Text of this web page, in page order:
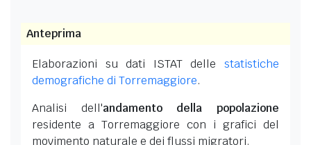
Anteprima
Elaborazioni su dati ISTAT delle statistiche
demografiche di Torremaggiore.
Analisi dell'andamento della popolazione
residente a Torremaggiore con i grafici del
movimento naturale e dei flussi migratori.